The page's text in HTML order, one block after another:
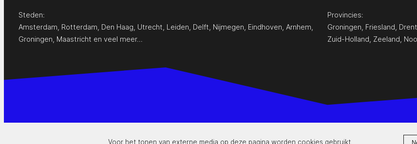
Voor het tonen van externe media op deze pagina worden cookies gebruikt.
Steden:
Amsterdam Rotterdam Den Haag Utrecht Leiden Delft Nijmegen Eindhoven Arnhem
Groningen Maastricht en veel meer…
Provincies:
Groningen Friesland
Zuid-Holland Zeeland
www.pop-agenda.nl